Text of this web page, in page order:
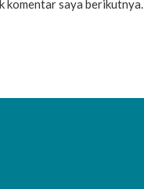
komentar saya berikutnya.